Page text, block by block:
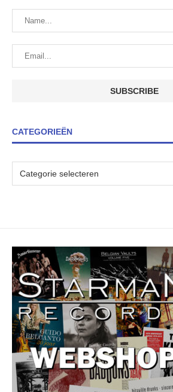
CATEGORIEËN